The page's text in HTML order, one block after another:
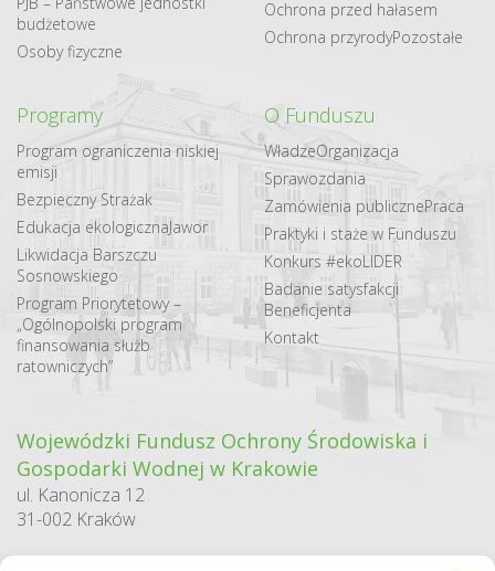
budżetowe
Osoby fizyczne
Ochrona przed hałasem
Ochrona przyrodyPozostałe
Programy
Program ograniczenia niskiej
emisji
Bezpieczny Strażak
Edukacja ekologicznaJawor
Likwidacja Barszczu
Sosnowskiego
Program Priorytetowy –
„Ogólnopolski program
finansowania służb
ratowniczych”
O Funduszu
WładzeOrganizacja
Sprawozdania
Zamówienia publicznePraca
Praktyki i staże w Funduszu
Konkurs #ekoLIDER
Badanie satysfakcji
Beneficjenta
Kontakt
Wojewódzki Fundusz Ochrony Środowiska i
Gospodarki Wodnej w Krakowie
ul. Kanonicza 12
31-002 Kraków